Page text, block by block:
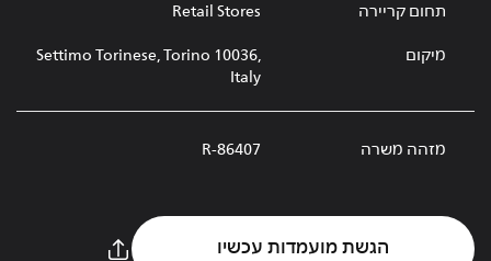
תחום קריירה Retail Stores
מיקום
Settimo Torinese, Torino 10036,
Italy
מזהה משרה R-86407
הגשת מועמדות עכשיו